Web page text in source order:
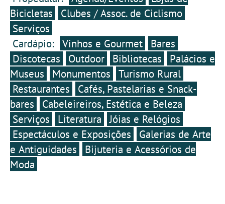
Bicicletas
Clubes / Assoc. de Ciclismo
Serviços
Cardápio: Vinhos e Gourmet
Bares
Discotecas
Outdoor Bibliotecas
Palácios e
Museus
Monumentos
Turismo Rural
Restaurantes
Cafés, Pastelarias e Snack-
bares
Cabeleireiros, Estética e Beleza
Serviços
Literatura
Jóias e Relógios
Espectáculos e Exposições
Galerias de Arte
e Antiguidades
Bijuteria e Acessórios de
Moda